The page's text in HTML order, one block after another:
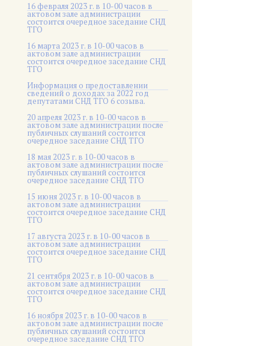
16 февраля 2023 г. в 10-00 часов в
актовом зале администрации
состоится очередное заседание СНД
ТГО
16 марта 2023 г. в 10-00 часов в
актовом зале администрации
состоится очередное заседание СНД
ТГО
Информация о предоставлении
сведений о доходах за 2022 год
депутатами СНД ТГО 6 созыва.
20 апреля 2023 г. в 10-00 часов в
актовом зале администрации после
публичных слушаний состоится
очередное заседание СНД ТГО
18 мая 2023 г. в 10-00 часов в
актовом зале администрации после
публичных слушаний состоится
очередное заседание СНД ТГО
15 июня 2023 г. в 10-00 часов в
актовом зале администрации
состоится очередное заседание СНД
ТГО
17 августа 2023 г. в 10-00 часов в
актовом зале администрации
состоится очередное заседание СНД
ТГО
21 сентября 2023 г. в 10-00 часов в
актовом зале администрации
состоится очередное заседание СНД
ТГО
16 ноября 2023 г. в 10-00 часов в
актовом зале администрации после
публичных слушаний состоится
очередное заседание СНД ТГО